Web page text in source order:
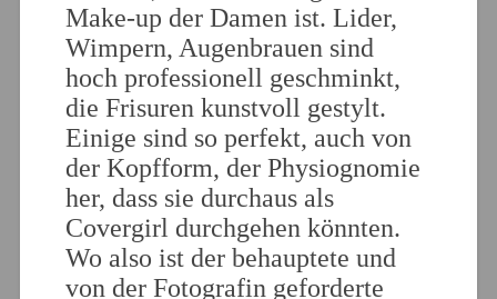
Make-up der Damen ist. Lider,
Wimpern, Augenbrauen sind
hoch professionell geschminkt,
die Frisuren kunstvoll gestylt.
Einige sind so perfekt, auch von
der Kopfform, der Physiognomie
her, dass sie durchaus als
Covergirl durchgehen könnten.
Wo also ist der behauptete und
von der Fotografin geforderte